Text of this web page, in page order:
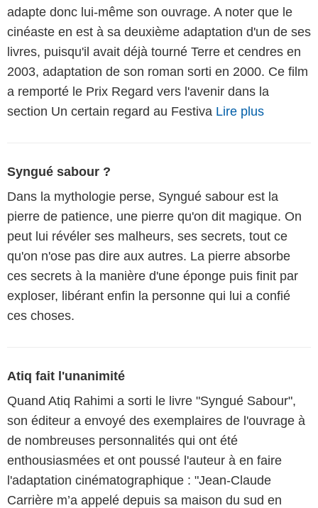
adapte donc lui-même son ouvrage. A noter que le
cinéaste en est à sa deuxième adaptation d'un de ses
livres, puisqu'il avait déjà tourné Terre et cendres en
2003, adaptation de son roman sorti en 2000. Ce film
a remporté le Prix Regard vers l'avenir dans la
section Un certain regard au Festiva Lire plus
Syngué sabour ?
Dans la mythologie perse, Syngué sabour est la
pierre de patience, une pierre qu'on dit magique. On
peut lui révéler ses malheurs, ses secrets, tout ce
qu'on n'ose pas dire aux autres. La pierre absorbe
ces secrets à la manière d'une éponge puis finit par
exploser, libérant enfin la personne qui lui a confié
ces choses.
Atiq fait l'unanimité
Quand Atiq Rahimi a sorti le livre "Syngué Sabour",
son éditeur a envoyé des exemplaires de l'ouvrage à
de nombreuses personnalités qui ont été
enthousiasmées et ont poussé l'auteur à en faire
l'adaptation cinématographique : "Jean-Claude
Carrière m’a appelé depuis sa maison du sud en